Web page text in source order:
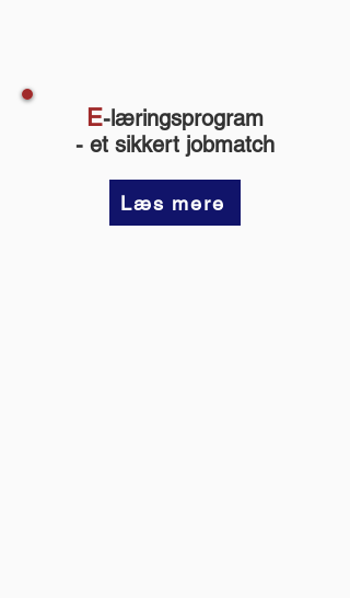
E-læringsprogram
- et sikkert jobmatch
Læs mere